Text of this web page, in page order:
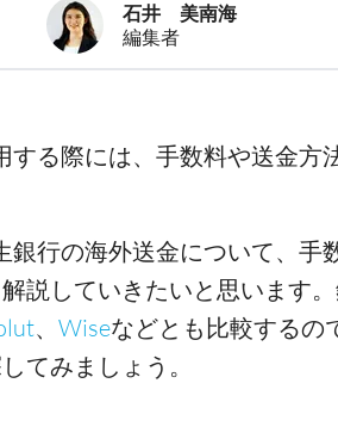
石井 美南海
編集者
する際には、手数料や送金方
行の海外送金について、手
説していきたいと思います
、 Wiseなどとも比較するの
てみましょう。